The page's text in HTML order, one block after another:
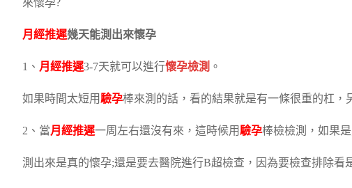
來懷孕?
月經推遲幾天能測出來懷孕
1、 月經推遲3-7天就可以進行懷孕檢測 。
如果時間太短用驗孕棒來測的話，看的結果就是有一條很重的杠，
2、當月經推遲一周左右還沒有來，這時候用驗孕棒檢檢測，如果
測出來是真的懷孕;還是要去醫院進行B超檢查，因為要檢查排除看